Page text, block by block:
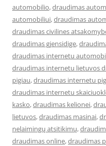
automobilio,draudimas
automobiliui,draudimas
draudimas civilines
draudimas gjensidige,
draudimas internetu
draudimas internetu lietuvos
pigiau,draudimas internetu
draudimas internetu
kasko,draudimas kelionei,
lietuvos,draudimas masinai,
nelaimingų atsitikimų,
draudimas online,draudimas